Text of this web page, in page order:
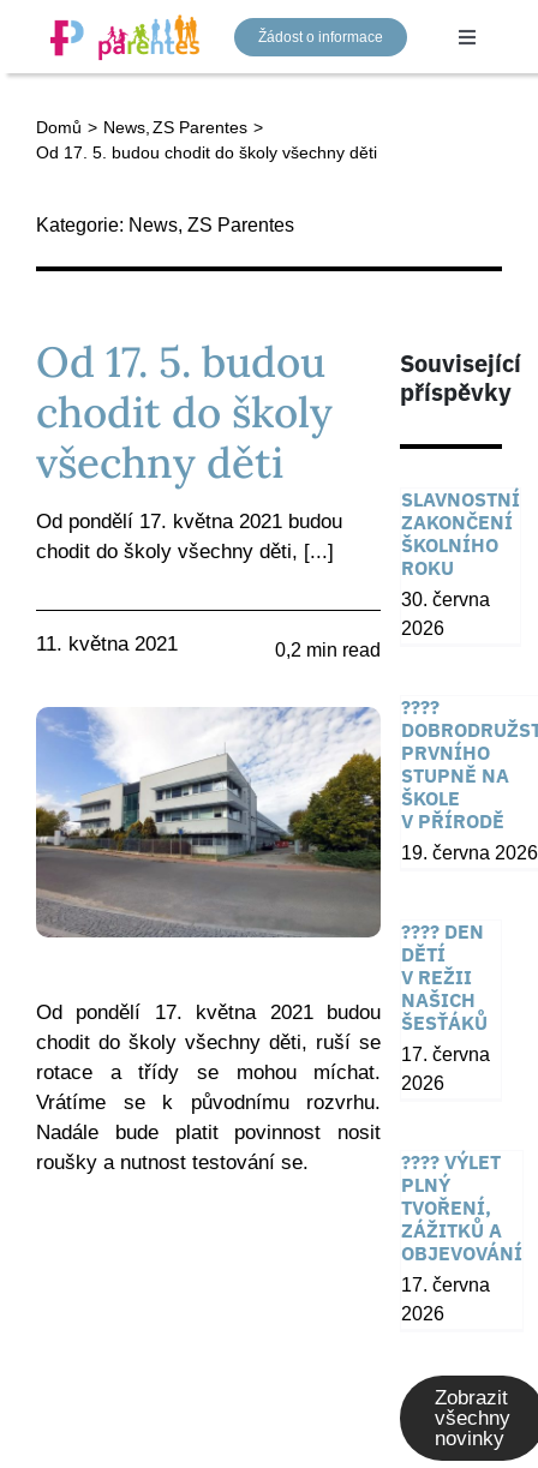
obsah
Žádost o informace
Toggle
Mateřská škola
Základní škola
Náš tým
Aktuality
Kontakty
Domů News ZS Parentes
Od 17. 5. budou chodit do školy všechny děti
Kategorie: News, ZS Parentes
Od 17. 5. budou
chodit do školy
všechny děti
Od pondělí 17. května 2021 budou
chodit do školy všechny děti, [...]
11. května 2021 0,2 min read
Od pondělí 17. května 2021 budou
chodit do školy všechny děti, ruší se
rotace a třídy se mohou míchat.
Vrátíme se k původnímu rozvrhu.
Nadále bude platit povinnost nosit
roušky a nutnost testování se.
Související
příspěvky
SLAVNOSTNÍ
ZAKONČENÍ
ŠKOLNÍHO
ROKU
30. června
2026
????
PRVNÍHO
STUPNĚ NA
ŠKOLE
V PŘÍRODĚ
19. června 2026
???? DEN
DĚTÍ
V REŽII
NAŠICH
ŠESŤÁKŮ
17. června
2026
???? VÝLET
PLNÝ
TVOŘENÍ,
ZÁŽITKŮ A
OBJEVOVÁNÍ
17. června
2026
Zobrazit
všechny
novinky